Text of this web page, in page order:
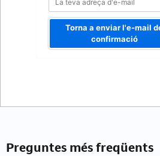
Torna a enviar l'e-mail
confirmació
Preguntes més freqüents